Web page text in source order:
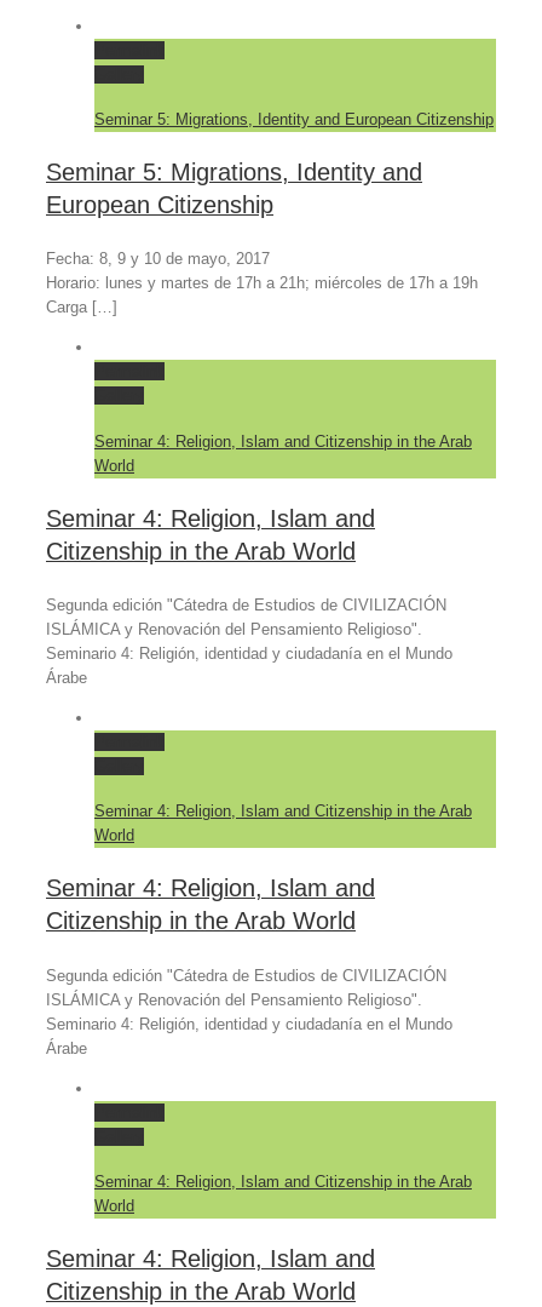
Seminar 5: Migrations, Identity and European Citizenship
Seminar 5: Migrations, Identity and
European Citizenship
Fecha: 8, 9 y 10 de mayo, 2017
Horario: lunes y martes de 17h a 21h; miércoles de 17h a 19h
Carga […]
Seminar 4: Religion, Islam and Citizenship in the Arab
World
Seminar 4: Religion, Islam and
Citizenship in the Arab World
Segunda edición "Cátedra de Estudios de CIVILIZACIÓN
ISLÁMICA y Renovación del Pensamiento Religioso".
Seminario 4: Religión, identidad y ciudadanía en el Mundo
Árabe
Seminar 4: Religion, Islam and Citizenship in the Arab
World
Seminar 4: Religion, Islam and
Citizenship in the Arab World
Segunda edición "Cátedra de Estudios de CIVILIZACIÓN
ISLÁMICA y Renovación del Pensamiento Religioso".
Seminario 4: Religión, identidad y ciudadanía en el Mundo
Árabe
Seminar 4: Religion, Islam and Citizenship in the Arab
World
Seminar 4: Religion, Islam and
Citizenship in the Arab World